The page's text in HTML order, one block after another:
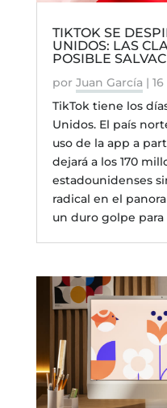
TIKTOK SE
UNIDOS: LAS
POSIBLE
por Juan García |
TikTok tiene los
Unidos. El país
uso de la app a
dejará a los 170
estadounidenses
radical en el
un duro golpe para